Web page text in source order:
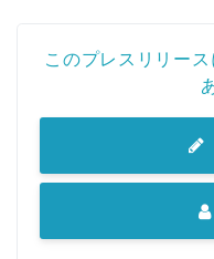
このプレスリリー